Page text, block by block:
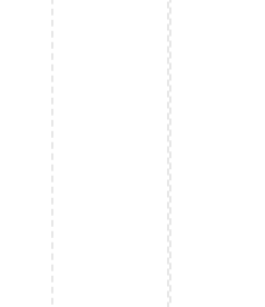
على
المزيد من المقالات